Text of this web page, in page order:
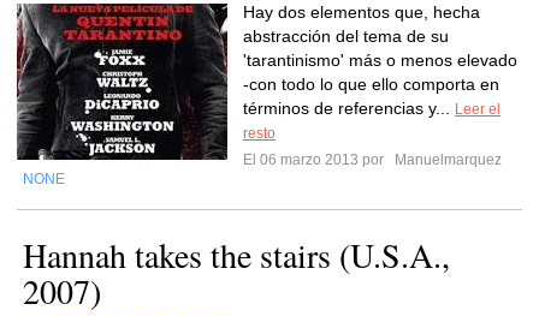
Hay dos elementos que, hecha
abstracción del tema de su
'tarantinismo' más o menos elevado
-con todo lo que ello comporta en
términos de referencias y...
Leer el
resto
El 06 marzo 2013 por
Manuelmarquez
NONE
Hannah takes the stairs (U.S.A.,
2007)